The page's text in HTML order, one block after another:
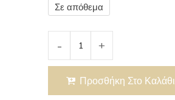
Σε απόθεμα
Προσθήκη Στο Καλάθι